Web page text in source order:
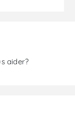
aider?